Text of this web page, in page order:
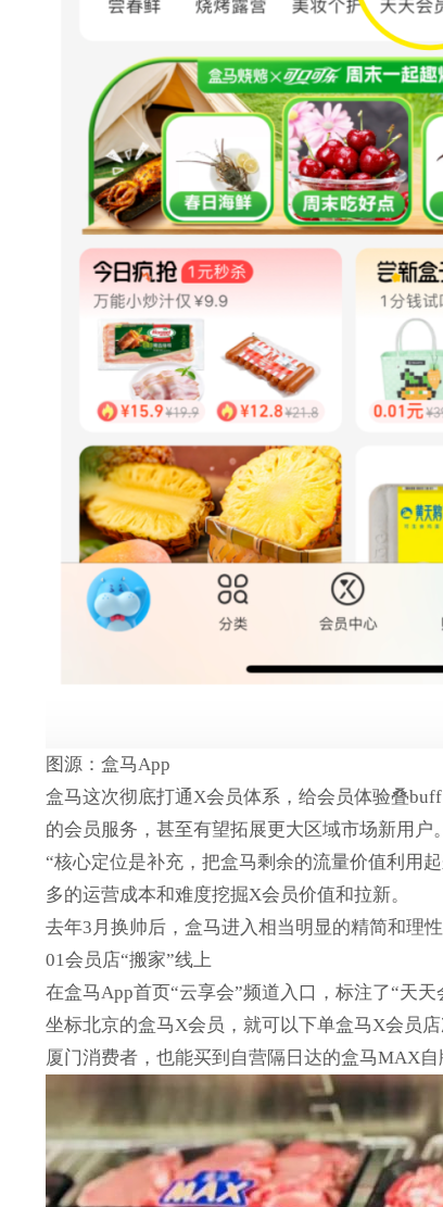
图源：盒马App
盒马这次彻底打通X会员体系，给会员体验叠
的会员服务，甚至有望拓展更大区域市场新用户。
“核心定位是补充，把盒马剩余的流量价值利用
多的运营成本和难度挖掘X会员价值和拉新。
去年3月换帅后，盒马进入相当明显的精简和理
01会员店“搬家”线上
在盒马App首页“云享会”频道入口，标注了“天
坐标北京的盒马X会员，就可以下单盒马X会员
厦门消费者，也能买到自营隔日达的盒马MAX